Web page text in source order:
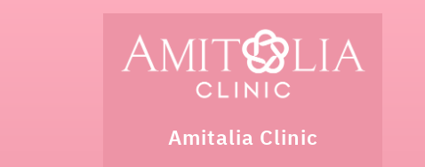
Amitalia Clinic